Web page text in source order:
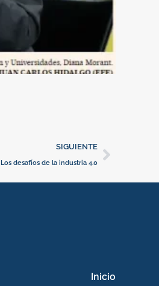
SIGUIENTE
Los desafíos de la industria 4.0
Inicio